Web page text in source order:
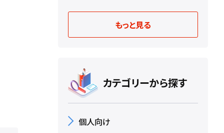
もっと見る
カテゴリーから探す
個人向け